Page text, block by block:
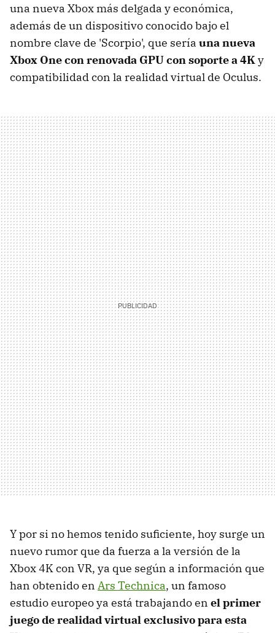
una nueva Xbox más delgada y económica,
además de un dispositivo conocido bajo el
nombre clave de 'Scorpio', que sería una nueva
Xbox One con renovada GPU con soporte a 4Ky
compatibilidad con la realidad virtual de Oculus.
Y por si no hemos tenido suficiente, hoy surge un
nuevo rumor que da fuerza a la versión de la
Xbox 4K con VR, ya que según a información que
han obtenido en Ars Technica, un famoso
estudio europeo ya está trabajando en el primer
juego de realidad virtual exclusivo para esta